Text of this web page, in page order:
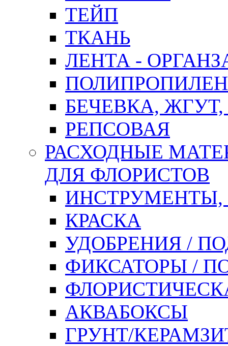
ТЕЙП
ТКАНЬ
ЛЕНТА -
БЕЧЕВКА,
РЕПСОВАЯ
РАСХОДНЫЕ
ДЛЯ ФЛОРИСТОВ
ИНСТРУМЕНТЫ,
КРАСКА
УДОБРЕНИЯ /
ФИКСАТОРЫ /
АКВАБОКСЫ
ГРУНТ/